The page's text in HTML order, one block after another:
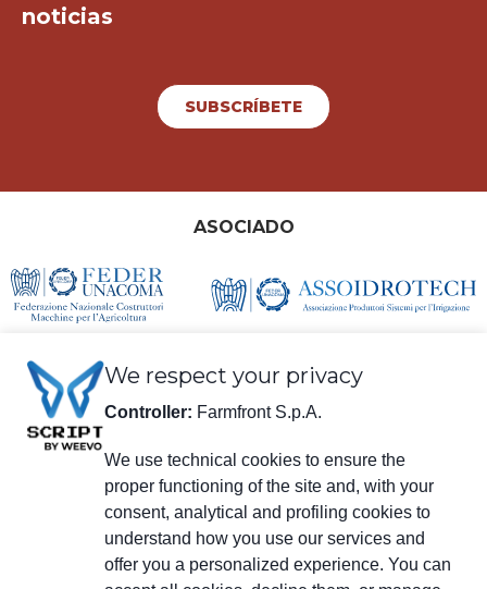
noticias
SUBSCRÍBETE
ASOCIADO
Farmfront S.p.A.
Planta y Domicilio social: Via S. Eusebio 7, 41014 Castelvetro di Modena
We respect your privacy
Controller: Farmfront S.p.A.
We use technical cookies to ensure the
proper functioning of the site and, with your
consent, analytical and profiling cookies to
understand how you use our services and
offer you a personalized experience. You can